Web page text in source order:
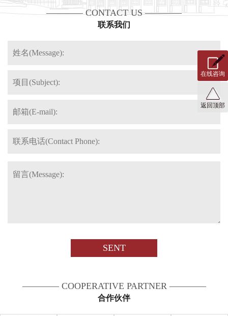
影视动画
建筑表现
———— CONTACT US ————
联系我们
SENT
———— COOPERATIVE PARTNER ————
合作伙伴
在线咨询
返回顶部